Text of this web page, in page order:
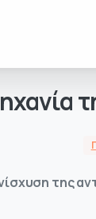
της